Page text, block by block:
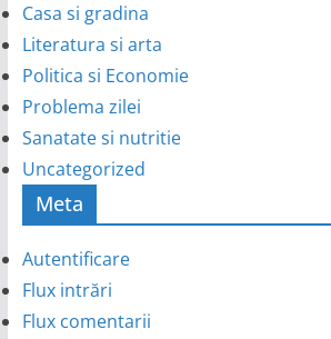
Casa si gradina
Literatura si arta
Politica si Economie
Problema zilei
Sanatate si nutritie
Uncategorized
Meta
Autentificare
Flux intrări
Flux comentarii